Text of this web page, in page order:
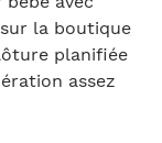
la boutique
planifiée
assez